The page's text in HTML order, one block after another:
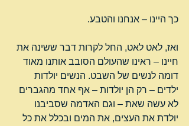
כך היינו – אנחנו והטבע.
ואז, לאט לאט, החל לקרות דבר ששינה את
חיינו – ראינו שהעולם הסובב אותנו מאוד
דומה לנשים של השבט. הנשים יולדות
ילדים – רק הן יולדות – אף אחד מהגברים
לא עשה שאת – וגם האדמה שסביבנו
יולדת את העצים, את המים ובכלל את כל